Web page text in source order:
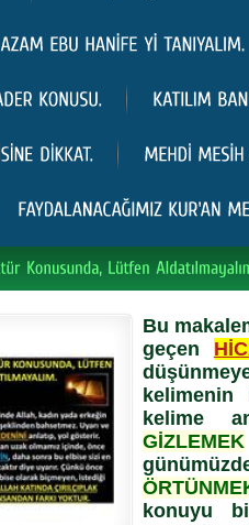
Bu
geçen
kelimenin
kelime
GİZLEMEK
konuyu